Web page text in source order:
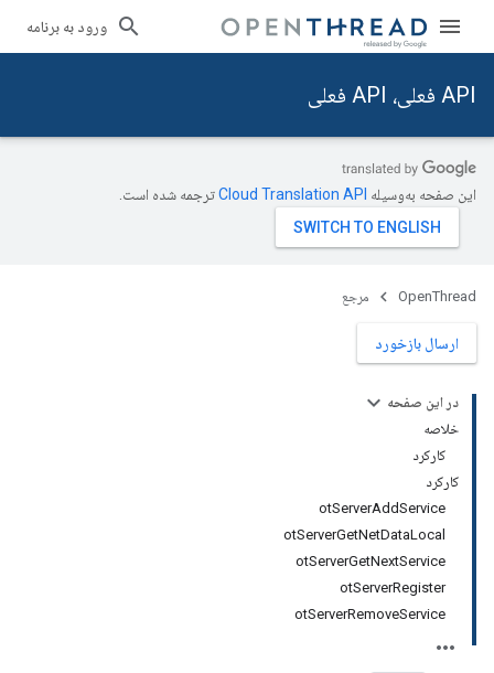
ورود به برنامه
API فعلی، API فعلی
این صفحه به‌وسیله ترجمه شده است.
OpenThread مرجع
ارسال بازخورد
در این صفحه
خلاصه
کارکرد
کارکرد
otServerAddService
otServerGetNetDataLocal
otServerGetNextService
otServerRegister
otServerRemoveService